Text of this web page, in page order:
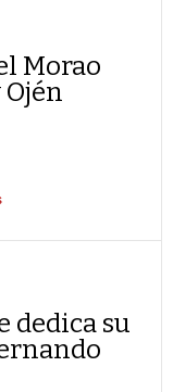
Morao
dedica su